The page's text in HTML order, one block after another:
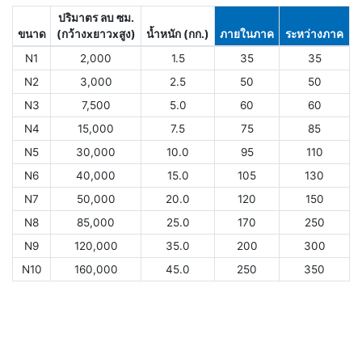
ขนาด
ปริมาตร ลบ ซม.
(กว้างxยาวxสูง)
น้ำหนัก (กก.) ภายในภาค
ระหว่างภาค
N1
2,000 1.5 35
35
N2
3,000 2.5 50
50
N3
7,500 5.0 60
60
N4
15,000 7.5 75
85
N5
30,000 10.0 95
110
N6
40,000 15.0 105
130
N7
50,000 20.0 120
150
N8
85,000 25.0 170
250
N9
120,000 35.0 200
300
N10
160,000 45.0 250 350